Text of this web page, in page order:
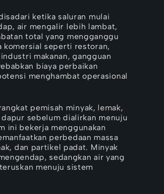
ketika saluran mulai
air mengalir lebih lambat,
total yang mengganggu
komersial seperti restoran,
makanan, gangguan
biaya perbaikan
menghambat operasional
pemisah minyak, lemak,
sebelum dialirkan menuju
ini bekerja menggunakan
perbedaan massa
dan partikel padat. Minyak
sedangkan air yang
menuju sistem